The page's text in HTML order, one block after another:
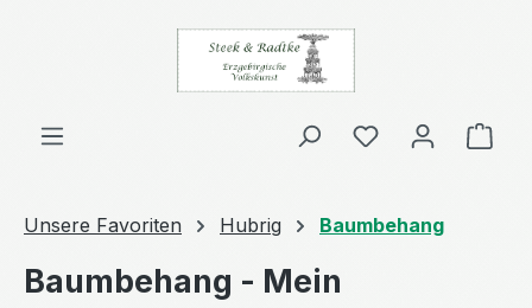
Zum Hauptinhalt springen
Unsere Favoriten Hubrig Baumbehang
Baumbehang - Mein